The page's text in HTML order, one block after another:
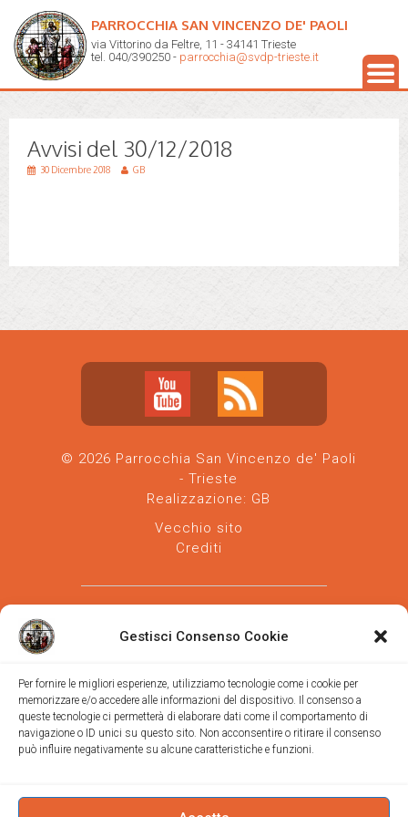
Gestisci Consenso Cookie
Per fornire le migliori esperienze, utilizziamo tecnologie come i cookie per
memorizzare e/o accedere alle informazioni del dispositivo. Il consenso a
queste tecnologie ci permetterà di elaborare dati come il comportamento di
navigazione o ID unici su questo sito. Non acconsentire o ritirare il consenso
può influire negativamente su alcune caratteristiche e funzioni.
PARROCCHIA SAN VINCENZO DE' PAOLI
via Vittorino da Feltre, 11 - 34141 Trieste
tel. 040/390250 - parrocchia@svdp-trieste.it
Avvisi del 30/12/2018
30 Dicembre 2018 GB
© 2026 Parrocchia San Vincenzo de' Paoli
- Trieste
Realizzazione: GB
Vecchio sito
Crediti
Parrocchia san Vincenzo de' Paoli-Diocesi
di Trieste
via Vittorino da Feltre, 11 (chiesa)
Trieste